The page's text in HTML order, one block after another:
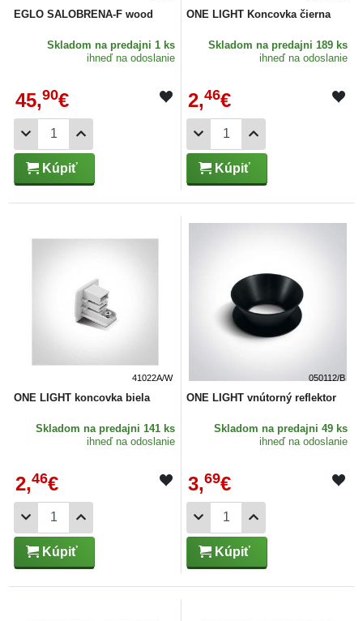
EGLO SALOBRENA-F wood
Skladom na predajni 1 ks
ihneď na odoslanie
45,90€
Kúpiť
ONE LIGHT Koncovka čierna
Skladom na predajni 189 ks
ihneď na odoslanie
2,46€
Kúpiť
41022A/W
ONE LIGHT koncovka biela
Skladom na predajni 141 ks
ihneď na odoslanie
2,46€
Kúpiť
050112/B
ONE LIGHT vnútorný reflektor
Skladom na predajni 49 ks
ihneď na odoslanie
3,69€
Kúpiť